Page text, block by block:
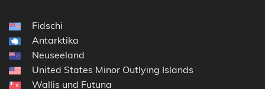
Fidschi
Antarktika
Neuseeland
United States Minor Outlying Islands
Wallis und Futuna